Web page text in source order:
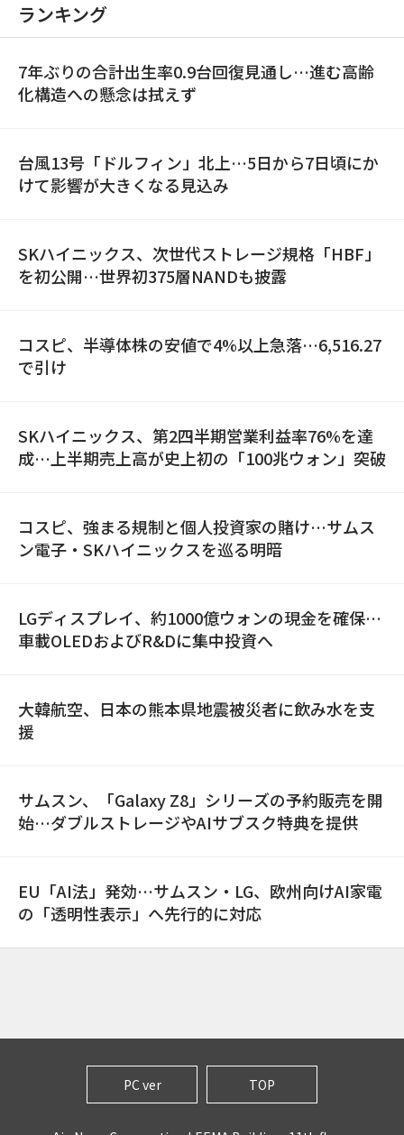
ランキング
7年ぶりの合計出生率0.9台回復見通し…進む高齢
化構造への懸念は拭えず
台風13号「ドルフィン」北上…5日から7日頃にか
けて影響が大きくなる見込み
SKハイニックス、次世代ストレージ規格「HBF」
を初公開…世界初375層NANDも披露
コスピ、半導体株の安値で4%以上急落…6,516.27
で引け
SKハイニックス、第2四半期営業利益率76%を達
成…上半期売上高が史上初の「100兆ウォン」突破
コスピ、強まる規制と個人投資家の賭け…サムス
ン電子・SKハイニックスを巡る明暗
LGディスプレイ、約1000億ウォンの現金を確保…
車載OLEDおよびR&Dに集中投資へ
大韓航空、日本の熊本県地震被災者に飲み水を支
援
サムスン、「Galaxy Z8」シリーズの予約販売を開
始…ダブルストレージやAIサブスク特典を提供
EU「AI法」発効…サムスン・LG、欧州向けAI家電
の「透明性表示」へ先行的に対応
PC ver TOP